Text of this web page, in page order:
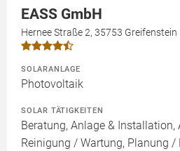
EASS GmbH
Hernee Straße 2, 35753 Greifenstein
SOLARANLAGE
Photovoltaik
SOLAR TÄTIGKEITEN
Beratung, Anlage &
Reinigung / Wartung, Planung /